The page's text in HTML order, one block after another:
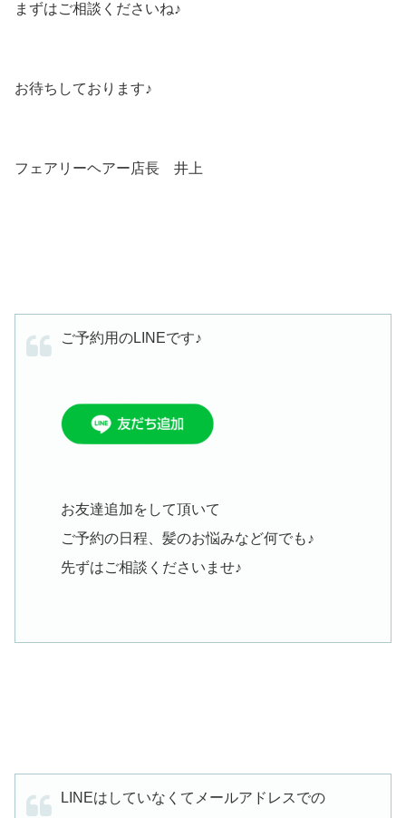
まずはご相談くださいね♪
お待ちしております♪
フェアリーヘアー店長 井上
ご予約用のLINEです♪
お友達追加をして頂いて
ご予約の日程、髪のお悩みなど何でも♪
先ずはご相談くださいませ♪
LINEはしていなくてメールアドレスでの